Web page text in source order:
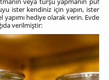
ister kendiniz için yapın, ister
yapımı hediye olarak verin. Evde
verilmiştir: